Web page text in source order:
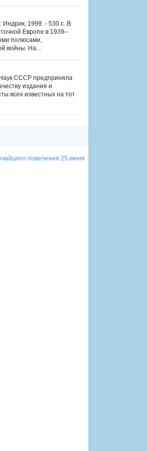
Индрик, 1999. - 530 с. В
Европе в 1939–
полюсами,
войны. На...
СССР предприняла
издания и
всех известных на тот
повеления 25 июня